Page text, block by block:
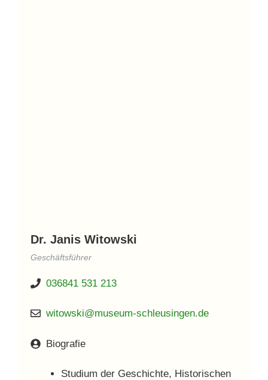
Dr. Janis Witowski
Geschäftsführer
036841 531 213
witowski@museum-schleusingen.de
Biografie
Studium der Geschichte, Historischen